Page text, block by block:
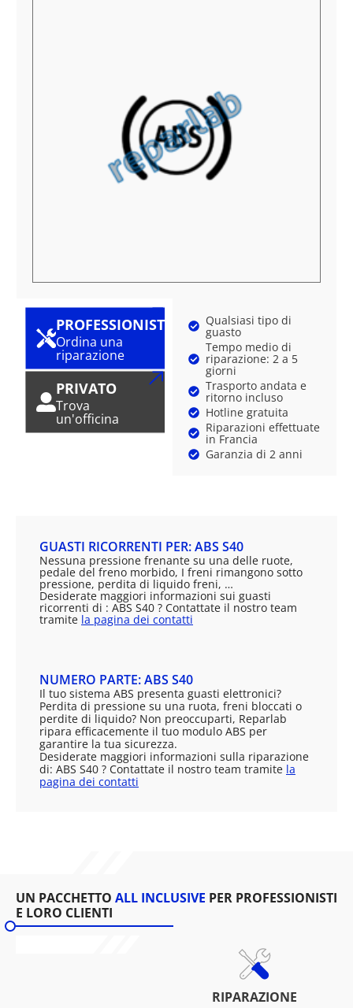
PROFESSIONISTA
Ordina una
riparazione
PRIVATO
Trova
un'officina
Qualsiasi tipo di
guasto
Tempo medio di
riparazione: 2 a 5
giorni
Trasporto andata e
ritorno incluso
Hotline gratuita
Riparazioni effettuate
in Francia
Garanzia di 2 anni
GUASTI RICORRENTI PER: ABS S40
Nessuna pressione frenante su una delle ruote,
pedale del freno morbido, I freni rimangono sotto
pressione, perdita di liquido freni, …
Desiderate maggiori informazioni sui guasti
ricorrenti di : ABS S40 ? Contattate il nostro team
tramite la pagina dei contatti
NUMERO PARTE: ABS S40
Il tuo sistema ABS presenta guasti elettronici?
Perdita di pressione su una ruota, freni bloccati o
perdite di liquido? Non preoccuparti, Reparlab
ripara efficacemente il tuo modulo ABS per
garantire la tua sicurezza.
Desiderate maggiori informazioni sulla riparazione
di: ABS S40 ? Contattate il nostro team tramite la
pagina dei contatti
UN PACCHETTO ALL INCLUSIVE PER PROFESSIONISTI
E LORO CLIENTI
RIPARAZIONE